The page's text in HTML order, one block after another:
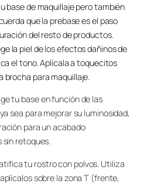
base de maquillaje pero también
que la prebase es el paso
del resto de productos.
la piel de los efectos dañinos de
el tono. Aplícala a toquecitos
brocha para maquillaje.
tu base en función de las
sea para mejorar su luminosidad,
para un acabado
sin retoques.
tu rostro con polvos. Utiliza
sobre la zona T (frente,